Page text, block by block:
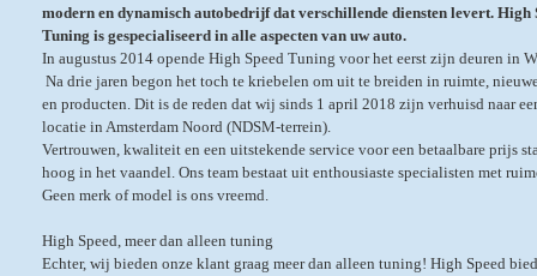
modern en dynamisch autobedrijf dat verschillende diensten levert. High
Tuning is gespecialiseerd in alle aspecten van uw auto.
In augustus 2014 opende High Speed Tuning voor het eerst zijn deuren in
Na drie jaren begon het toch te kriebelen om uit te breiden in ruimte,
en producten. Dit is de reden dat wij sinds 1 april 2018 zijn verhuisd naar
locatie in Amsterdam Noord (NDSM-terrein).
Vertrouwen, kwaliteit en een uitstekende service voor een betaalbare prijs
hoog in het vaandel. Ons team bestaat uit enthousiaste specialisten met
Geen merk of model is ons vreemd.
High Speed, meer dan alleen tuning
Echter, wij bieden onze klant graag meer dan alleen tuning! High Speed